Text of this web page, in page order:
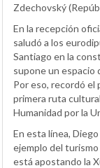
Zdechovský
En la recepción
saludó a los
Santiago en la
supone un espacio
Por eso, recordó el
primera ruta
Humanidad por la
En esta línea,
ejemplo del
está apostando la